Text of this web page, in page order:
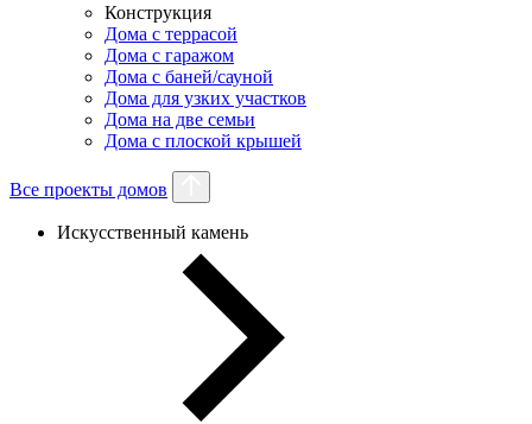
Конструкция
Дома с террасой
Дома с гаражом
Дома с баней/сауной
Дома для узких участков
Дома на две семьи
Дома с плоской крышей
Все проекты домов
Искусственный камень